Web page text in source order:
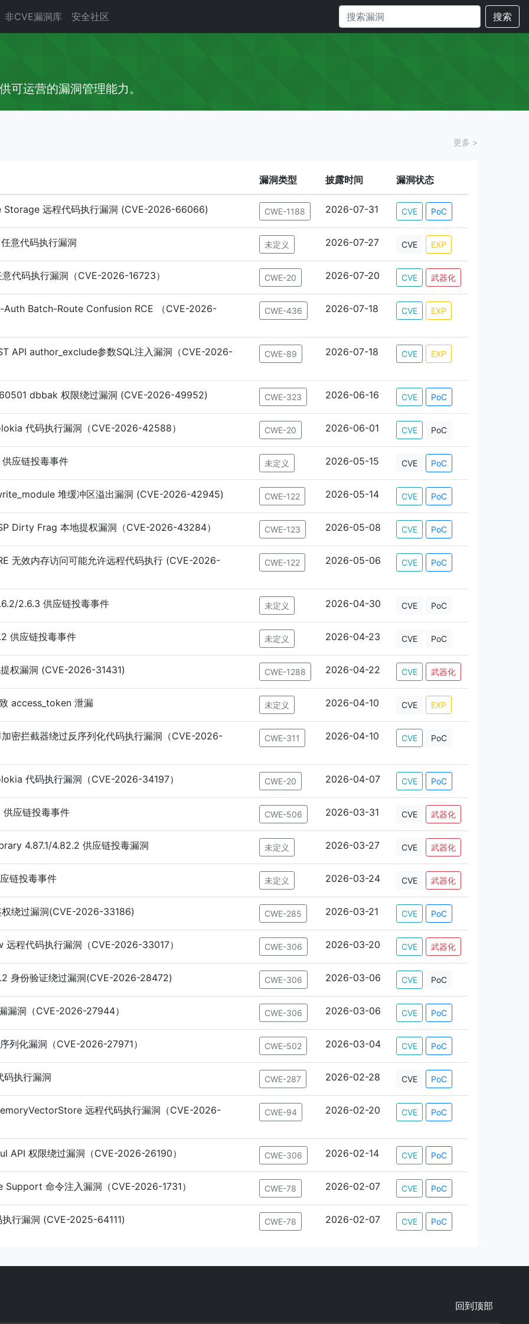
非CVE漏洞库 安全社区 搜索
可运营的漏洞管理能力。
更多 >
漏洞类型 披露时间 漏洞状态
远程代码执行漏洞 (CVE-2026-66066) CWE-1188 2026-07-31 CVE PoC
意代码执行漏洞 未定义 2026-07-27 CVE EXP
代码执行漏洞（CVE-2026-16723） CWE-20 2026-07-20 CVE 武器化
Auth Batch-Route Confusion RCE （CVE-2026- CWE-436 2026-07-18 CVE EXP
API author_exclude参数SQL注入漏洞（CVE-2026- CWE-89 2026-07-18 CVE EXP
dbbak 权限绕过漏洞 (CVE-2026-49952) CWE-323 2026-06-16 CVE PoC
代码执行漏洞（CVE-2026-42588） CWE-20 2026-06-01 CVE PoC
应链投毒事件 未定义 2026-05-15 CVE PoC
堆缓冲区溢出漏洞 (CVE-2026-42945) CWE-122 2026-05-14 CVE PoC
Dirty Frag 本地提权漏洞（CVE-2026-43284） CWE-123 2026-05-08 CVE PoC
无效内存访问可能允许远程代码执行 (CVE-2026- CWE-122 2026-05-06 CVE PoC
2.6.3 供应链投毒事件 未定义 2026-04-30 CVE PoC
供应链投毒事件 未定义 2026-04-23 CVE PoC
权漏洞 (CVE-2026-31431) CWE-1288 2026-04-22 CVE 武器化
access_token 泄漏 未定义 2026-04-10 CVE EXP
密拦截器绕过反序列化代码执行漏洞（CVE-2026- CWE-311 2026-04-10 CVE PoC
代码执行漏洞（CVE-2026-34197） CWE-20 2026-04-07 CVE PoC
供应链投毒事件 CWE-506 2026-03-31 CVE 武器化
4.87.1/4.82.2 供应链投毒漏洞 未定义 2026-03-27 CVE 武器化
链投毒事件 未定义 2026-03-24 CVE 武器化
绕过漏洞(CVE-2026-33186) CWE-285 2026-03-21 CVE PoC
程代码执行漏洞（CVE-2026-33017） CWE-306 2026-03-20 CVE 武器化
身份验证绕过漏洞(CVE-2026-28472) CWE-306 2026-03-06 CVE PoC
漏洞（CVE-2026-27944） CWE-306 2026-03-06 CVE PoC
列化漏洞（CVE-2026-27971） CWE-502 2026-03-04 CVE PoC
码执行漏洞 CWE-287 2026-02-28 CVE PoC
远程代码执行漏洞（CVE-2026- CWE-94 2026-02-20 CVE PoC
API 权限绕过漏洞（CVE-2026-26190） CWE-306 2026-02-14 CVE PoC
命令注入漏洞（CVE-2026-1731） CWE-78 2026-02-07 CVE PoC
行漏洞 (CVE-2025-64111) CWE-78 2026-02-07 CVE PoC
回到顶部